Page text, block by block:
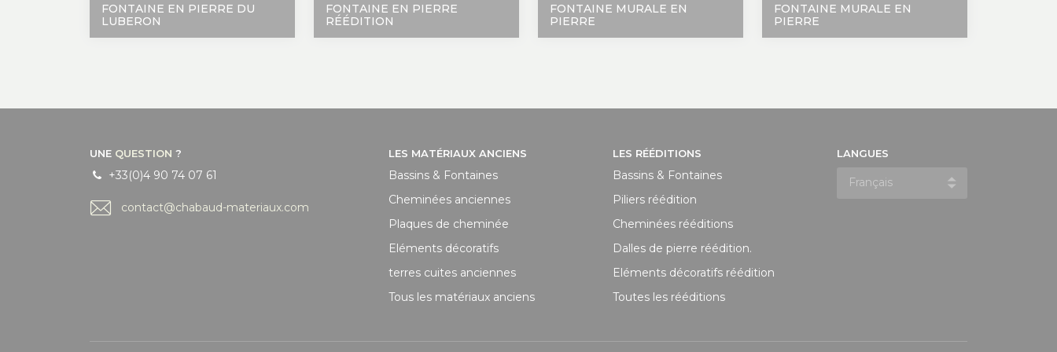
FONTAINE EN PIERRE DU
LUBERON
FONTAINE EN PIERRE
RÉÉDITION
FONTAINE MURALE EN
PIERRE
FONTAINE MURALE EN
PIERRE
UNE QUESTION ?
+33(0)4 90 74 07 61
contact@chabaud-materiaux.com
LES MATÉRIAUX ANCIENS
Bassins & Fontaines
Cheminées anciennes
Plaques de cheminée
Eléments décoratifs
terres cuites anciennes
Tous les matériaux anciens
LES RÉÉDITIONS
Bassins & Fontaines
Piliers réédition
Cheminées rééditions
Dalles de pierre réédition.
Eléments décoratifs réédition
Toutes les rééditions
LANGUES